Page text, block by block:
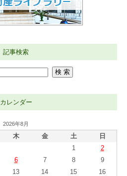
記事検索
カレンダー
2026年8月
木 金 土 日
1
2
6 7 8
9
13 14 15
16